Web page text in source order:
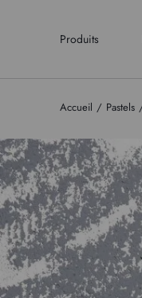
Produits
Accueil Pastels